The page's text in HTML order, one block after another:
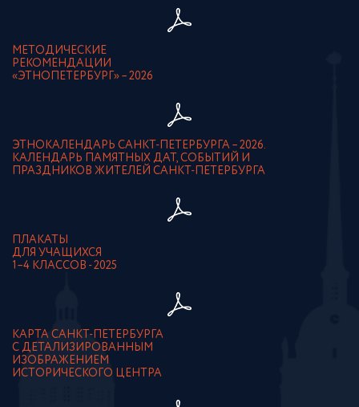
МЕТОДИЧЕСКИЕ
РЕКОМЕНДАЦИИ
«ЭТНОПЕТЕРБУРГ» – 2026
ЭТНОКАЛЕНДАРЬ САНКТ-ПЕТЕРБУРГА – 2026.
КАЛЕНДАРЬ ПАМЯТНЫХ ДАТ, СОБЫТИЙ И
ПРАЗДНИКОВ ЖИТЕЛЕЙ САНКТ-ПЕТЕРБУРГА
ПЛАКАТЫ
ДЛЯ УЧАЩИХСЯ
1–4 КЛАССОВ - 2025
КАРТА САНКТ-ПЕТЕРБУРГА
С ДЕТАЛИЗИРОВАННЫМ
ИЗОБРАЖЕНИЕМ
ИСТОРИЧЕСКОГО ЦЕНТРА